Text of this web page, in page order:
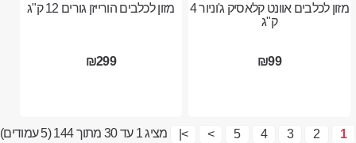
מזון לכלבים אוונט קלאסיק ג'וניור 4
ק"ג
₪99
מזון לכלבים הורייזן גורים 12 ק"ג
₪299
1
2
3
4
5
>
>| מציג 1 עד 30 מתוך 144 (5 עמודים)